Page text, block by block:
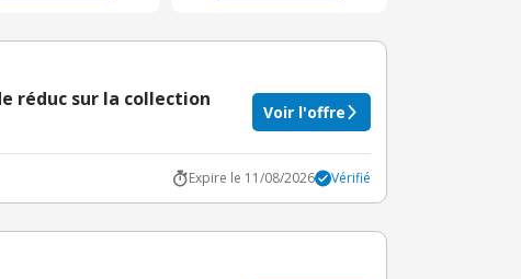
réduc sur la collection
Voir l'offre
Expire le 11/08/2026 Vérifié